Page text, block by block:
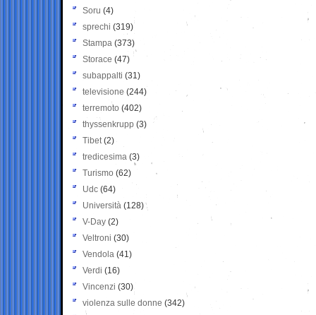
Soru (4)
sprechi (319)
Stampa (373)
Storace (47)
subappalti (31)
televisione(244)
terremoto (402)
thyssenkrupp (3)
Tibet(2)
tredicesima (3)
Turismo (62)
Udc (64)
Università (128)
V-Day (2)
Veltroni (30)
Vendola (41)
Verdi (16)
Vincenzi (30)
violenza sulle donne (342)